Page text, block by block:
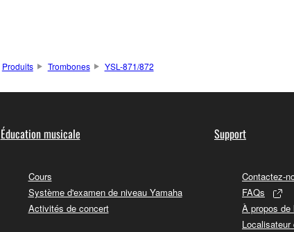
Produits Trombones YSL-871/872
Éducation musicale
Cours
Système d'examen de niveau Yamaha
Activités de concert
Support
Contactez-
FAQs
À propos de